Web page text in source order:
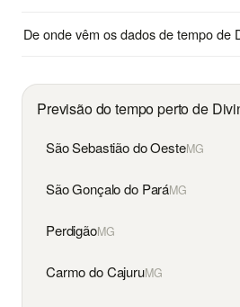
De onde vêm os dados de tempo de
Previsão do tempo perto de
São Sebastião do OesteMG
São Gonçalo do ParáMG
PerdigãoMG
Carmo do CajuruMG